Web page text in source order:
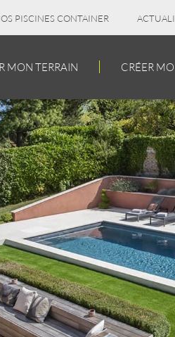
PISCINES CONTAINER
MON TERRAIN CRÉER